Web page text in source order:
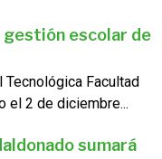
gestión escolar de
Tecnológica Facultad
el 2 de diciembre...
sumará